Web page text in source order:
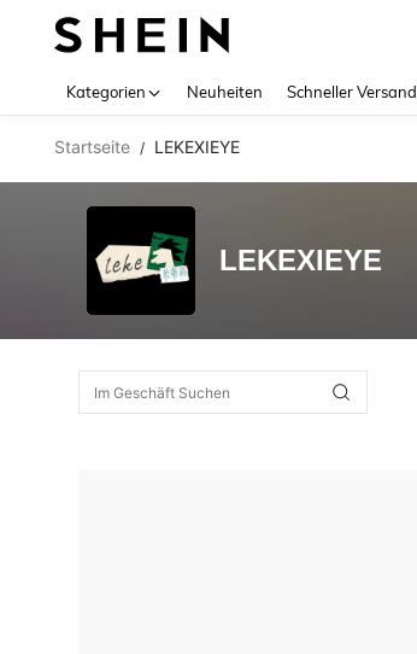
Kategorien Neuheiten Schneller Versand
Startseite / LEKEXIEYE
LEKEXIEYE